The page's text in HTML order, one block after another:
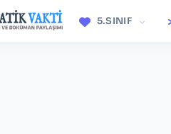
5.SINIF